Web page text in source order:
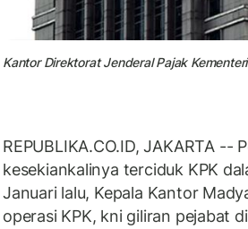
Kantor Direktorat Jenderal Pajak
REPUBLIKA.CO.ID, JAKARTA --
kesekiankalinya terciduk KPK
Januari lalu, Kepala Kantor
operasi KPK, kni giliran pejabat